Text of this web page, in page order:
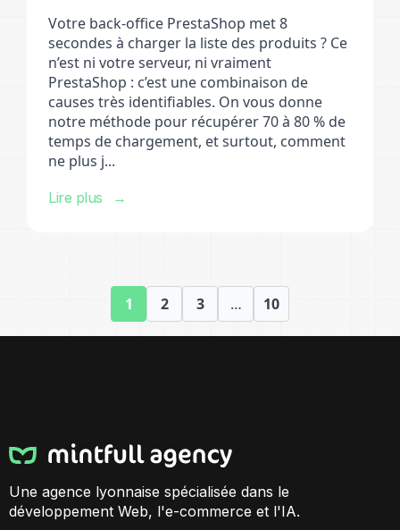
Votre back-office PrestaShop met 8
secondes à charger la liste des produits ? Ce
n’est ni votre serveur, ni vraiment
PrestaShop : c’est une combinaison de
causes très identifiables. On vous donne
notre méthode pour récupérer 70 à 80 % de
temps de chargement, et surtout, comment
ne plus j...
Lire plus
1 2 3 … 10
Une agence lyonnaise spécialisée dans le
développement Web, l'e-commerce et l'IA.